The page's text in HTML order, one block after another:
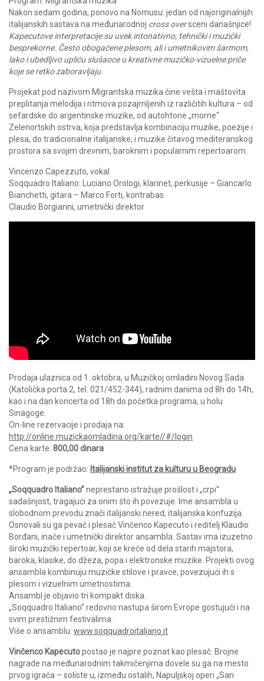
Nakon sedam godina, ponovo na Nomusu: jedan od najoriginalnijih
italijanskih sastava na međunarodnoj cross oversceni današnjice!
Kapecutove interpretacije su uvek intonativno, tehnički i muzički
besprekorne. Često obogaćene plesom, ali i umetnikovim šarmom,
lako i ubedljivo upliću slušaoce u kreativne muzičko-vizuelne priče
koje se retko zaboravljaju.
Projekat pod nazivom Migrantska muzika čine vešta i maštovita
preplitanja melodija i ritmova pozajmljenih iz različitih kultura – od
sefardske do argentinske muzike, od autohtone „morne“
Zelenortskih ostrva, koja predstavlja kombinaciju muzike, poezije i
plesa, do tradicionalne italijanske, i muzike čitavog mediteranskog
prostora sa svojim drevnim, baroknim i popularnim repertoarom.
Vincenzo Capezzuto, vokal
Soqquadro Italiano: Luciano Orologi, klarinet, perkusije – Giancarlo
Bianchetti, gitara – Marco Forti, kontrabas
Claudio Borgianni, umetnički direktor
Prodaja ulaznica od 1. oktobra, u Muzičkoj omladini Novog Sada
(Katolička porta 2, tel. 021/452-344), radnim danima od 8h do 14h,
kao i na dan koncerta od 18h do početka programa, u holu
Sinagoge.
On-line rezervacije i prodaja na:
http://online.muzickaomladina.org/karte//#/login
Cena karte: 800,00 dinara
*Program je podržao: Italijanski institut za kulturu u Beogradu
„Soqquadro Italiano”neprestano istražuje prošlost i „crpi“
sadašnjost, tragajući za onim što ih povezuje. Ime ansambla u
slobodnom prevodu znači italijanski nered, italijanska konfuzija.
Osnovali su ga pevač i plesač Vinčenco Kapecuto i reditelj Klaudio
Borđani, inače i umetnički direktor ansambla. Sastav ima izuzetno
široki muzički repertoar, koji se kreće od dela starih majstora,
baroka, klasike, do džeza, popa i elektronske muzike. Projekti ovog
ansambla kombinuju muzičke stilove i pravce, povezujući ih s
plesom i vizuelnim umetnostima.
Ansambl je objavio tri kompakt diska.
„Soqquadro Italiano” redovno nastupa širom Evrope gostujući i na
svim prestižnim festivalima.
Više o ansamblu: www.soqquadroitaliano.it
Vinčenco Kapecutopostao je najpre poznat kao plesač. Brojne
nagrade na međunarodnim takmičenjima dovele su ga na mesto
prvog igrača – soliste u, između ostalih, Napuljskoj operi „San